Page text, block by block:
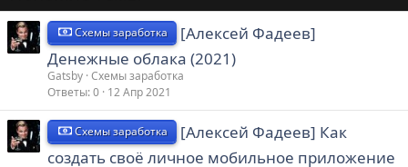
Схемы заработка
[Алексей Фадеев]
Денежные облака (2021)
Gatsby Схемы заработка
Ответы 0 12 Апр 2021
Схемы заработка
[Алексей Фадеев] Как
создать своё личное мобильное приложение